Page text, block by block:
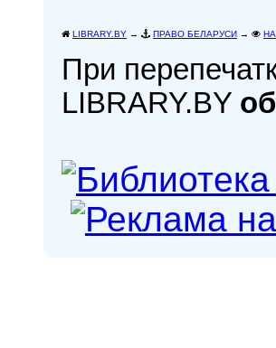
LIBRARY.BY → ПРАВО БЕЛАРУСИ →
При
LIBRARY.BY